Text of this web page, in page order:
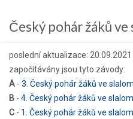
Český pohár žáků
poslední aktualizace: 20.09.2021
započítávány jsou tyto závody:
A - 3. Český pohár žáků ve
B - 4. Český pohár žáků ve
C - 1. Český pohár žáků ve